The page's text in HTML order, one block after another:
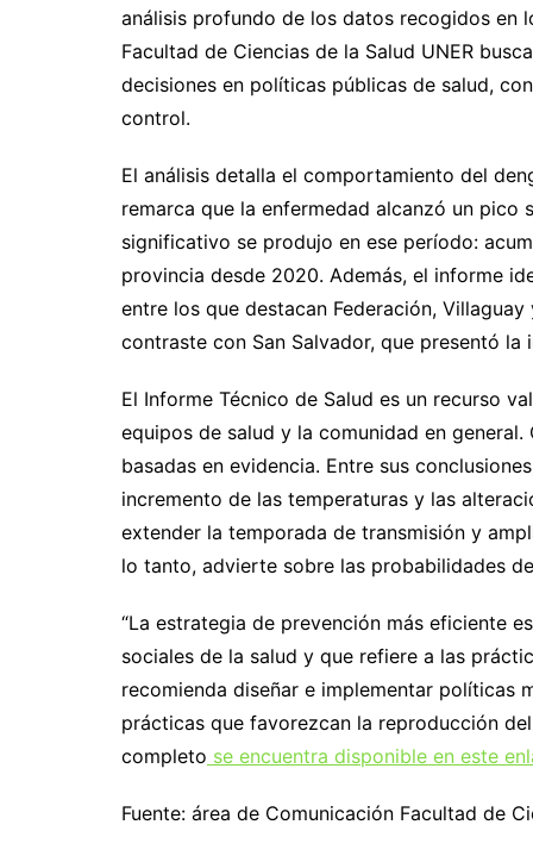
análisis profundo de los datos recogidos en
Facultad de Ciencias de la Salud UNER
decisiones en políticas públicas de salud,
control.
El análisis detalla el comportamiento del
remarca que la enfermedad alcanzó un pico
significativo se produjo en ese período:
provincia desde 2020. Además, el informe
entre los que destacan Federación,
contraste con San Salvador, que presentó la
El Informe Técnico de Salud es un recurso
equipos de salud y la comunidad en
basadas en evidencia. Entre sus
incremento de las temperaturas y las
extender la temporada de transmisión y
lo tanto, advierte sobre las probabilidades
“La estrategia de prevención más eficiente
sociales de la salud y que refiere a las
recomienda diseñar e implementar políticas
prácticas que favorezcan la reproducción
completo se encuentra disponible en este
Fuente: área de Comunicación Facultad de